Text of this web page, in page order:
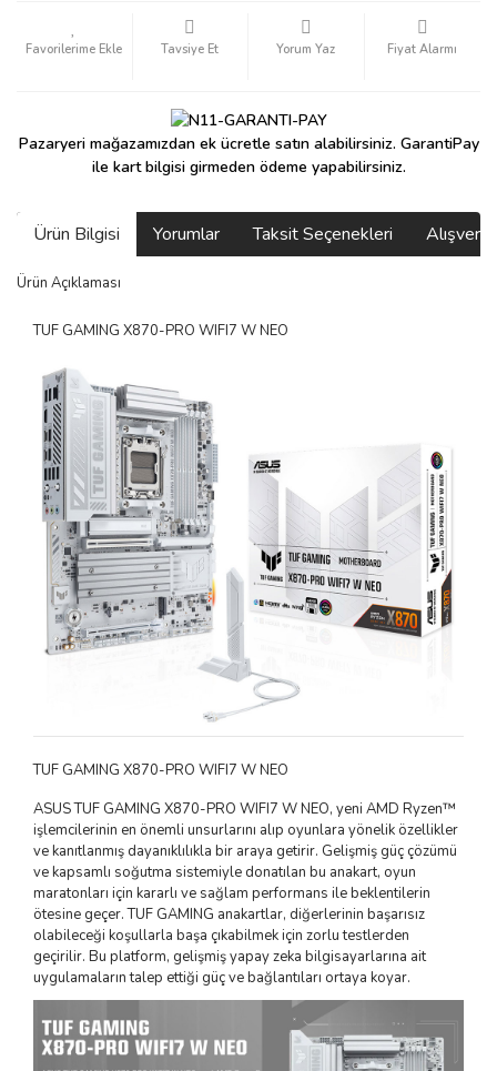
Tavsiye Et Yorum Yaz Fiyat Alarmı
Pazaryeri mağazamızdan ek ücretle satın alabilirsiniz. GarantiPay
ile kart bilgisi girmeden ödeme yapabilirsiniz.
Ürün Bilgisi Yorumlar Taksit Seçenekleri
Ürün Açıklaması
TUF GAMING X870-PRO WIFI7 W NEO
TUF GAMING X870-PRO WIFI7 W NEO
ASUS TUF GAMING X870-PRO WIFI7 W NEO, yeni AMD Ryzen™
işlemcilerinin en önemli unsurlarını alıp oyunlara yönelik özellikler
ve kanıtlanmış dayanıklılıkla bir araya getirir. Gelişmiş güç çözümü
ve kapsamlı soğutma sistemiyle donatılan bu anakart, oyun
maratonları için kararlı ve sağlam performans ile beklentilerin
ötesine geçer. TUF GAMING anakartlar, diğerlerinin başarısız
olabileceği koşullarla başa çıkabilmek için zorlu testlerden
geçirilir. Bu platform, gelişmiş yapay zeka bilgisayarlarına ait
uygulamaların talep ettiği güç ve bağlantıları ortaya koyar.